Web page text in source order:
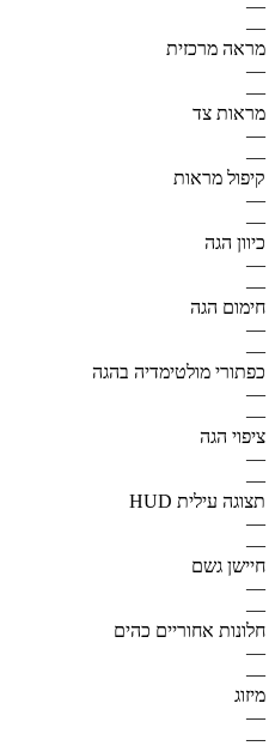
—
—
מראה מרכזית
—
—
מראות צד
—
—
קיפול מראות
—
—
כיוון הגה
—
—
חימום הגה
—
—
כפתורי מולטימדיה בהגה
—
—
ציפוי הגה
—
—
תצוגה עילית HUD
—
—
חיישן גשם
—
—
חלונות אחוריים כהים
—
—
מיזוג
—
—